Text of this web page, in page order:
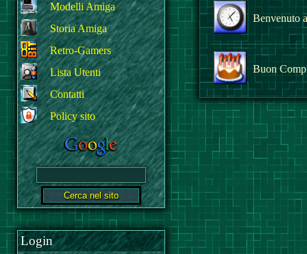
Modelli Amiga
Storia Amiga
Retro-Gamers
Lista Utenti
Contatti
Policy sito
Login
Benvenuto
Buon